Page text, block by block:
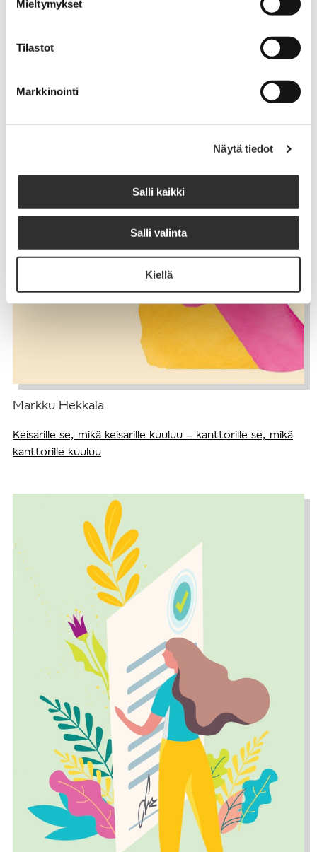
Mieltymykset
Tilastot
Markkinointi
Näytä tiedot
Salli kaikki
Salli valinta
Kiellä
Markku Hekkala
Keisarille se, mikä keisarille kuuluu – kanttorille se, mikä
kanttorille kuuluu